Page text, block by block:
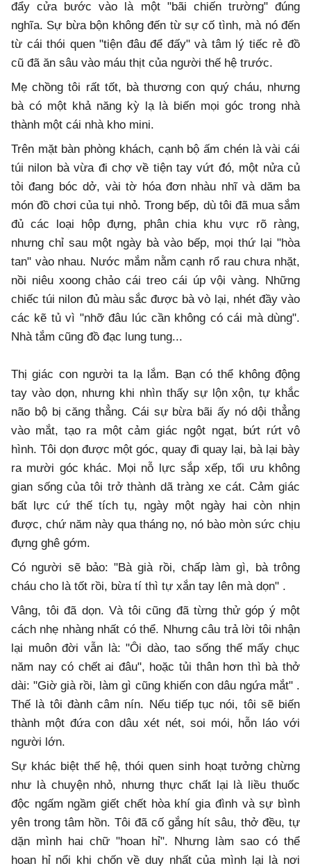
đẩy cửa bước vào là một "bãi chiến trường" đúng
nghĩa. Sự bừa bộn không đến từ sự cố tình, mà nó đến
từ cái thói quen "tiện đâu để đấy" và tâm lý tiếc rẻ đồ
cũ đã ăn sâu vào máu thịt của người thế hệ trước.
Mẹ chồng tôi rất tốt, bà thương con quý cháu, nhưng
bà có một khả năng kỳ lạ là biến mọi góc trong nhà
thành một cái nhà kho mini.
Trên mặt bàn phòng khách, cạnh bộ ấm chén là vài cái
túi nilon bà vừa đi chợ về tiện tay vứt đó, một nửa củ
tỏi đang bóc dở, vài tờ hóa đơn nhàu nhĩ và dăm ba
món đồ chơi của tụi nhỏ. Trong bếp, dù tôi đã mua sắm
đủ các loại hộp đựng, phân chia khu vực rõ ràng,
nhưng chỉ sau một ngày bà vào bếp, mọi thứ lại "hòa
tan" vào nhau. Nước mắm nằm cạnh rổ rau chưa nhặt,
nồi niêu xoong chảo cái treo cái úp vội vàng. Những
chiếc túi nilon đủ màu sắc được bà vò lại, nhét đầy vào
các kẽ tủ vì "nhỡ đâu lúc cần không có cái mà dùng".
Nhà tắm cũng đồ đạc lung tung...
Thị giác con người ta lạ lắm. Bạn có thể không động
tay vào dọn, nhưng khi nhìn thấy sự lộn xộn, tự khắc
não bộ bị căng thẳng. Cái sự bừa bãi ấy nó dội thẳng
vào mắt, tạo ra một cảm giác ngột ngạt, bứt rứt vô
hình. Tôi dọn được một góc, quay đi quay lại, bà lại bày
ra mười góc khác. Mọi nỗ lực sắp xếp, tối ưu không
gian sống của tôi trở thành dã tràng xe cát. Cảm giác
bất lực cứ thế tích tụ, ngày một ngày hai còn nhịn
được, chứ năm này qua tháng nọ, nó bào mòn sức chịu
đựng ghê gớm.
Có người sẽ bảo: "Bà già rồi, chấp làm gì, bà trông
cháu cho là tốt rồi, bừa tí thì tự xắn tay lên mà dọn" .
Vâng, tôi đã dọn. Và tôi cũng đã từng thử góp ý một
cách nhẹ nhàng nhất có thể. Nhưng câu trả lời tôi nhận
lại muôn đời vẫn là: "Ôi dào, tao sống thế mấy chục
năm nay có chết ai đâu", hoặc tủi thân hơn thì bà thở
dài: "Giờ già rồi, làm gì cũng khiến con dâu ngứa mắt" .
Thế là tôi đành câm nín. Nếu tiếp tục nói, tôi sẽ biến
thành một đứa con dâu xét nét, soi mói, hỗn láo với
người lớn.
Sự khác biệt thế hệ, thói quen sinh hoạt tưởng chừng
như là chuyện nhỏ, nhưng thực chất lại là liều thuốc
độc ngấm ngầm giết chết hòa khí gia đình và sự bình
yên trong tâm hồn. Tôi đã cố gắng hít sâu, thở đều, tự
dặn mình hai chữ "hoan hỉ". Nhưng làm sao có thể
hoan hỉ nổi khi chốn về duy nhất của mình lại là nơi